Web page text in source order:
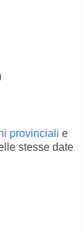
provinciali e
stesse date